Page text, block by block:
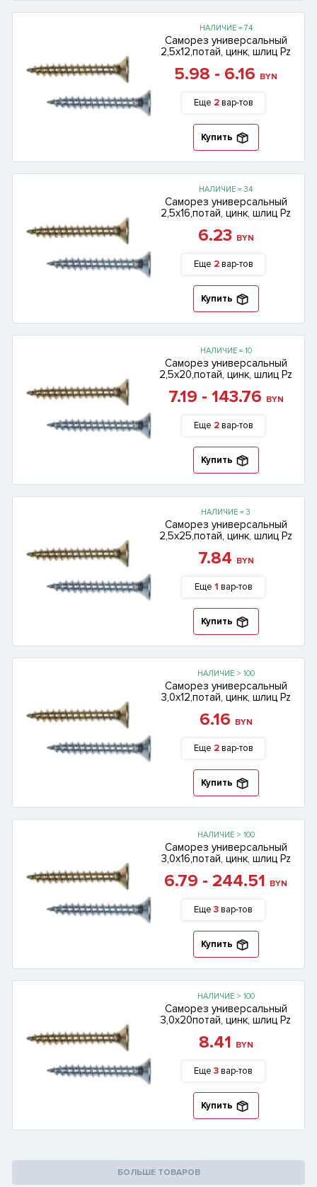
НАЛИЧИЕ = 74
Саморез универсальный
2,5х12,потай, цинк, шлиц Pz
5.98 - 6.16 BYN
Еще 2 вар-тов
Купить
НАЛИЧИЕ = 34
Саморез универсальный
2,5х16,потай, цинк, шлиц Pz
6.23 BYN
Еще 2 вар-тов
Купить
НАЛИЧИЕ = 10
Саморез универсальный
2,5х20,потай, цинк, шлиц Pz
7.19 - 143.76 BYN
Еще 2 вар-тов
Купить
НАЛИЧИЕ = 3
Саморез универсальный
2,5х25,потай, цинк, шлиц Pz
7.84 BYN
Еще 1 вар-тов
Купить
НАЛИЧИЕ > 100
Саморез универсальный
3,0х12,потай, цинк, шлиц Pz
6.16 BYN
Еще 2 вар-тов
Купить
НАЛИЧИЕ > 100
Саморез универсальный
3,0х16,потай, цинк, шлиц Pz
6.79 - 244.51 BYN
Еще 3вар-тов
Купить
НАЛИЧИЕ > 100
Саморез универсальный
3,0х20потай, цинк, шлиц Pz
8.41 BYN
Еще 3вар-тов
Купить
БОЛЬШЕ ТОВАРОВ